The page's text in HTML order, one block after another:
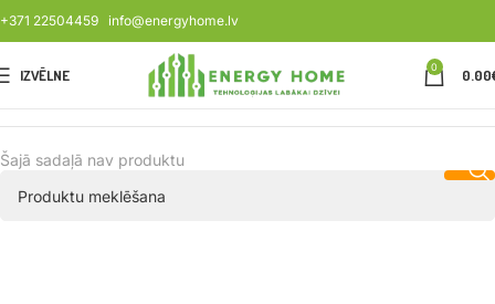
+371 22504459 info@energyhome.lv
IZVĒLNE 0 0.00
Šajā sadaļā nav produktu